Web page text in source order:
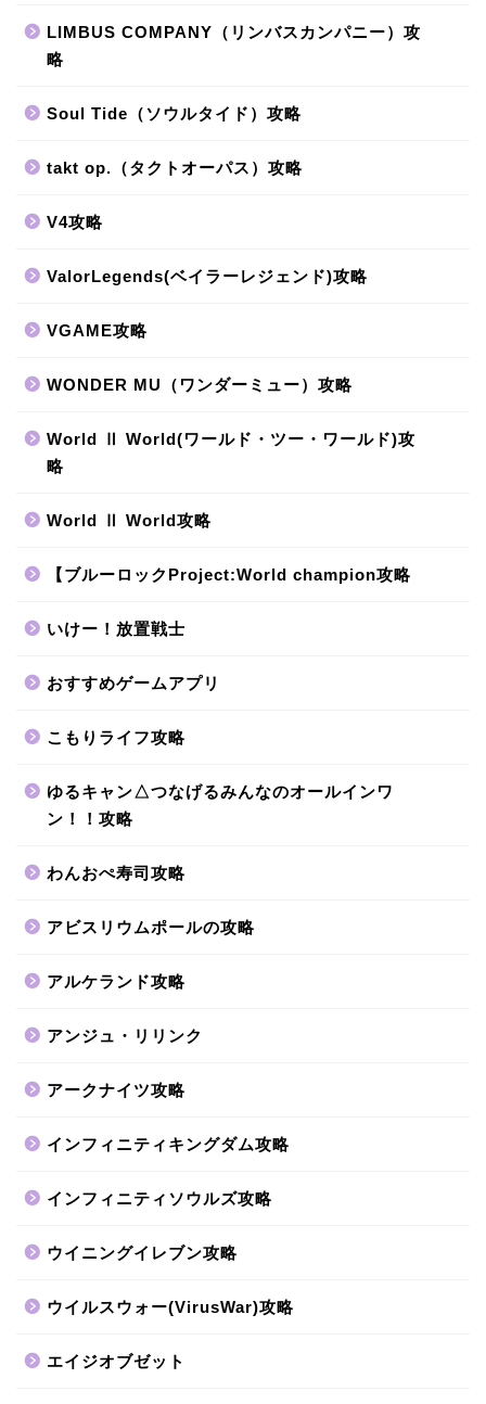
LIMBUS COMPANY（リンバスカンパニー）攻
略
Soul Tide（ソウルタイド）攻略
takt op.（タクトオーパス）攻略
V4攻略
ValorLegends(ベイラーレジェンド)攻略
VGAME攻略
WONDER MU（ワンダーミュー）攻略
World Ⅱ World(ワールド・ツー・ワールド)攻
略
World Ⅱ World攻略
【ブルーロックProject:World champion攻略
いけー！放置戦士
おすすめゲームアプリ
こもりライフ攻略
ゆるキャン△つなげるみんなのオールインワ
ン！！攻略
わんおぺ寿司攻略
アビスリウムポールの攻略
アルケランド攻略
アンジュ・リリンク
アークナイツ攻略
インフィニティキングダム攻略
インフィニティソウルズ攻略
ウイニングイレブン攻略
ウイルスウォー(VirusWar)攻略
エイジオブゼット